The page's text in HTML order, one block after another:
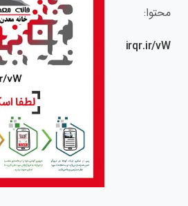
محتوا:
irqr.ir/vW